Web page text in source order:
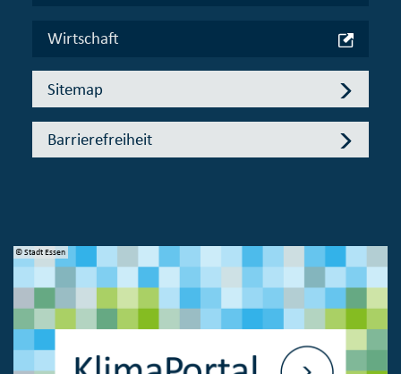
Wirtschaft
Sitemap
Barrierefreiheit
© Bundesministerium des Innern, für Bau und Heimat